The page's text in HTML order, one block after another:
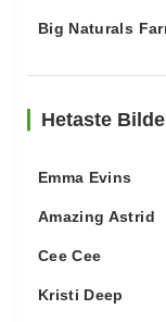
Big Naturals
Hetaste
Emma Evins
Amazing Astrid
Cee Cee
Kristi Deep